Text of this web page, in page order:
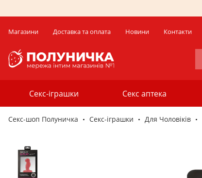
Магазини Доставка та оплата Новини Контакти
Секс-іграшки Секс аптека
Секс-шоп Полуничка Секс-iграшки Для Чоловіків